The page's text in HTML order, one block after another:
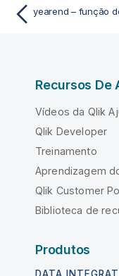
Recursos De
Vídeos da Qlik
Qlik Developer
Treinamento
Aprendizagem
Qlik Customer
Biblioteca de
Produtos